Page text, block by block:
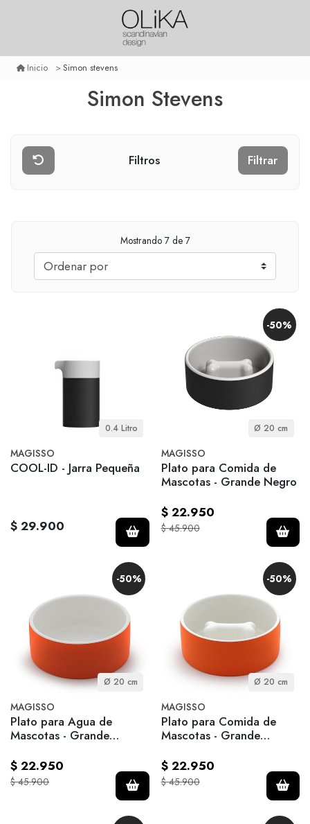
Inicio Simon stevens
Simon Stevens
Filtros Filtrar
Mostrando 7de 7
0.4 Litro
MAGISSO
COOL-ID - Jarra Pequeña
$ 29.900
-50%
Ø 20 cm
MAGISSO
Plato para Comida de
Mascotas - Grande Negro
$ 22.950
$ 45.900
-50%
Ø 20 cm
MAGISSO
Plato para Agua de
Mascotas - Grande
$ 22.950
$ 45.900
-50%
Ø 20 cm
MAGISSO
Plato para Comida de
Mascotas - Grande
$ 22.950
$ 45.900